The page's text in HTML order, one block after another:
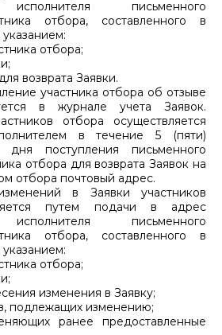
исполнителя письменного
отбора, составленного в
отбора;
возврата Заявки.
участника отбора об отзыве
в журнале учета Заявок.
отбора осуществляется
в течение 5 (пяти)
поступления письменного
отбора для возврата Заявок на
отбора почтовый адрес.
в Заявки участников
путем подачи в адрес
исполнителя письменного
отбора, составленного в
отбора;
изменения в Заявку;
подлежащих изменению;
ранее предоставленные